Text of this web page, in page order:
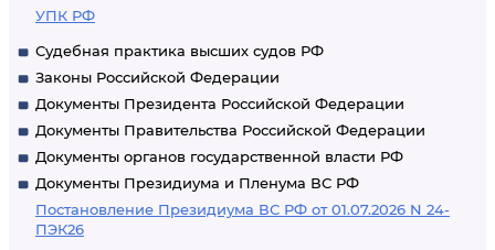
УПК РФ
Судебная практика высших судов РФ
Законы Российской Федерации
Документы Президента Российской Федерации
Документы Правительства Российской Федерации
Документы органов государственной власти РФ
Документы Президиума и Пленума ВС РФ
Постановление Президиума ВС РФ от 01.07.2026 N 24-
ПЭК26